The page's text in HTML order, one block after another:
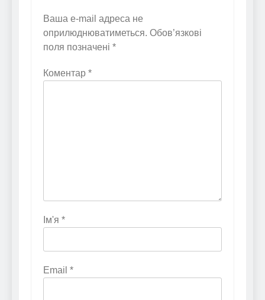
Ваша e-mail адреса не
оприлюднюватиметься. Обов’язкові
поля позначені *
Коментар *
Ім'я *
Email *